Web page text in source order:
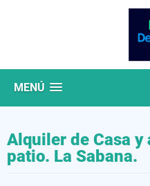
MENÚ
Alquiler de Casa y
patio. La Sabana.